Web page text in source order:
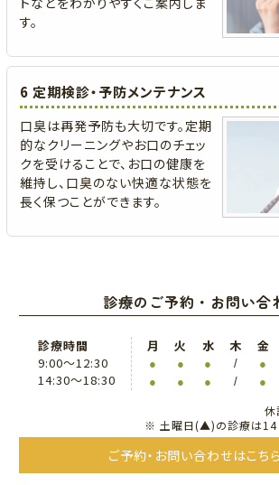
す。
6 定期検診・予防メンテナンス
口臭は再発予防も大切です。定期
的なクリーニングやお口のチェッ
クを受けることで、お口の健康を
維持し、口臭のない快適な状態を
長く保つことができます。
診療のご予約・お問い合
診療時間
9:00〜12:30
14:30〜18:30
月
●
●
火
●
●
水
●
●
木
/
/
金
●
●
休
※ 土曜日(▲)の診療は14
ご予約・お問い合わせはこちら